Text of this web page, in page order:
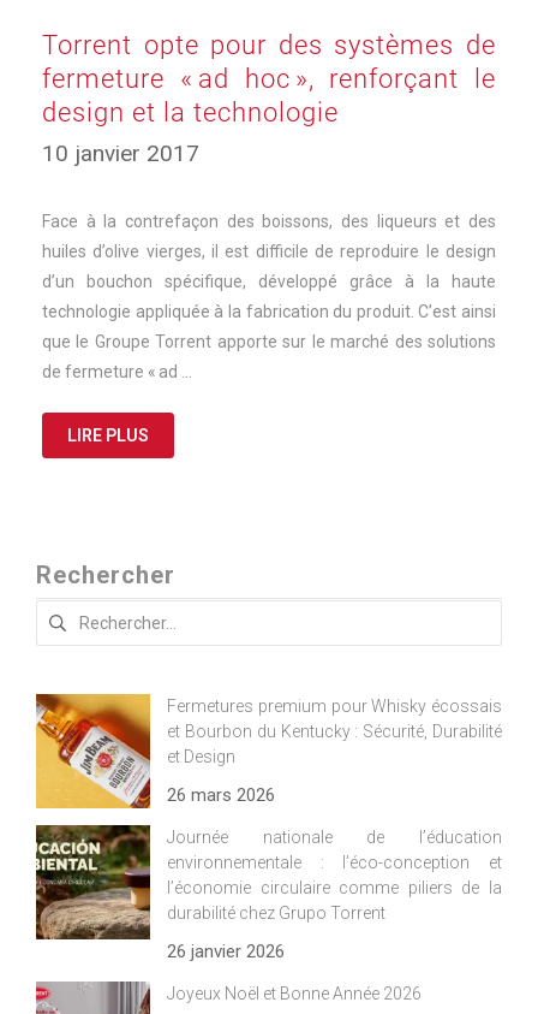
Torrent opte pour des systèmes de
fermeture « ad hoc », renforçant le
design et la technologie
10 janvier 2017
Face à la contrefaçon des boissons, des liqueurs et des
huiles d’olive vierges, il est difficile de reproduire le design
d’un bouchon spécifique, développé grâce à la haute
technologie appliquée à la fabrication du produit. C’est ainsi
que le Groupe Torrent apporte sur le marché des solutions
de fermeture « ad …
LIRE PLUS
Rechercher
Rechercher :
Fermetures premium pour Whisky écossais
et Bourbon du Kentucky : Sécurité, Durabilité
et Design
26 mars 2026
Journée nationale de l’éducation
environnementale : l’éco-conception et
l’économie circulaire comme piliers de la
durabilité chez Grupo Torrent
26 janvier 2026
Joyeux Noël et Bonne Année 2026